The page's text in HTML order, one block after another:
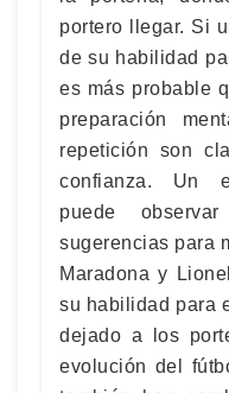
portero llegar. Si
de su habilidad
es más probable
preparación
repetición son
confianza. Un
puede
sugerencias para
Maradona y
su habilidad para
dejado a los
evolución del